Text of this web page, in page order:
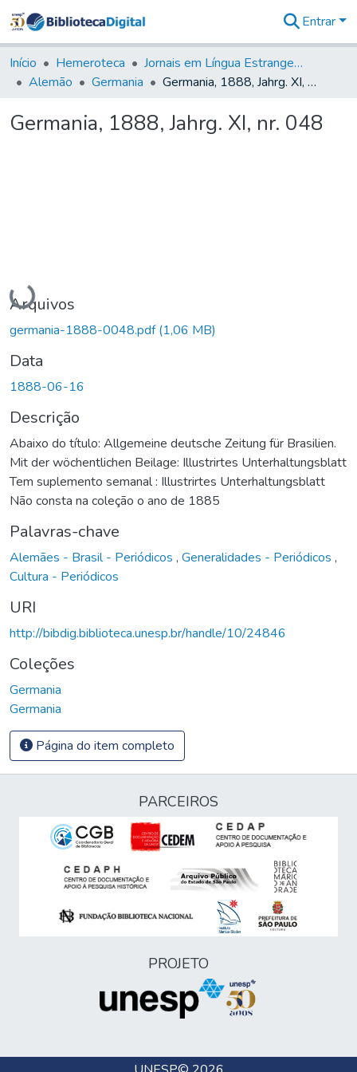
&
Coleções
Tudo na
Digital
Entrar
Início Hemeroteca
Jornais em Língua Estrangeira
Alemão
Germania Germania, 1888, Jahrg. XI, nr. 048
Germania, 1888, Jahrg. XI, nr. 048
Carregando...
Arquivos
germania-1888-0048.pdf(1,06 MB)
Data
1888-06-16
Descrição
Abaixo do título: Allgemeine deutsche Zeitung für Brasilien.
Mit der wöchentlichen Beilage: Illustrirtes Unterhaltungsblatt
Tem suplemento semanal : Illustrirtes Unterhaltungsblatt
Não consta na coleção o ano de 1885
Palavras-chave
Alemães - Brasil - Periódicos , Generalidades - Periódicos ,
Cultura - Periódicos
URI
http://bibdig.biblioteca.unesp.br/handle/10/24846
Coleções
Germania
Germania
Página do item completo
PARCEIROS
PROJETO